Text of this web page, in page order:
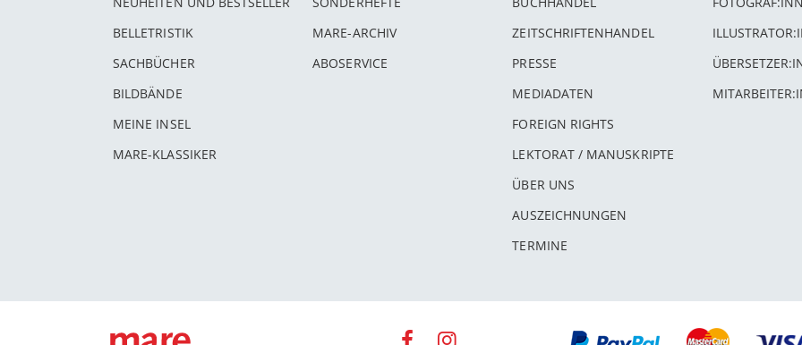
BELLETRISTIK
SACHBÜCHER
BILDBÄNDE
MEINE INSEL
MARE-KLASSIKER
MARE-ARCHIV
ABOSERVICE
ZEITSCHRIFTENHANDEL
PRESSE
MEDIADATEN
FOREIGN RIGHTS
LEKTORAT / MANUSKRIPTE
ÜBER UNS
AUSZEICHNUNGEN
TERMINE